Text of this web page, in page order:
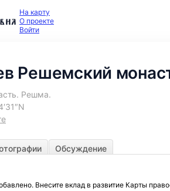
На карту
О проекте
Войти
Решемский
Решма.
Обсуждение
Внесите вклад в развитие Карты